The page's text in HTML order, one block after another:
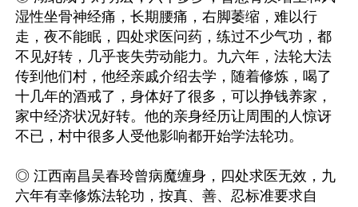
湿性坐骨神经痛，长期腰痛，右脚萎缩，难以行
走，夜不能眠，四处求医问药，练过不少气功，都
不见好转，几乎丧失劳动能力。九六年，法轮大法
传到他们村，他经亲戚介绍去学，随着修炼，喝了
十几年的酒戒了，身体好了很多，可以挣钱养家，
家中经济状况好转。他的亲身经历让周围的人惊讶
不已，村中很多人受他影响都开始学法轮功。
◎ 江西南昌吴春玲曾病魔缠身，四处求医无效，九
六年有幸修炼法轮功，按真、善、忍标准要求自